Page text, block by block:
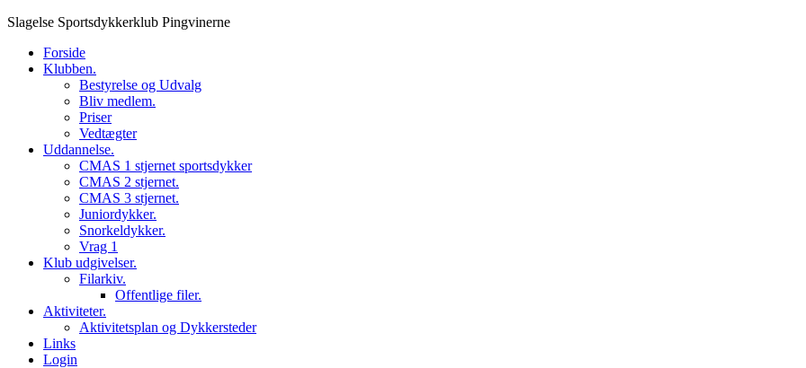
Skip
content
Slagelse Sportsdykkerklub Pingvinerne
Forside
Klubben.
Bestyrelse og Udvalg
Bliv medlem.
Priser
Vedtægter
Uddannelse.
CMAS 1 stjernet sportsdykker
CMAS 2 stjernet.
CMAS 3 stjernet.
Juniordykker.
Snorkeldykker.
Vrag 1
Klub udgivelser.
Filarkiv.
Offentlige filer.
Aktiviteter.
Aktivitetsplan og Dykkersteder
Links
Login